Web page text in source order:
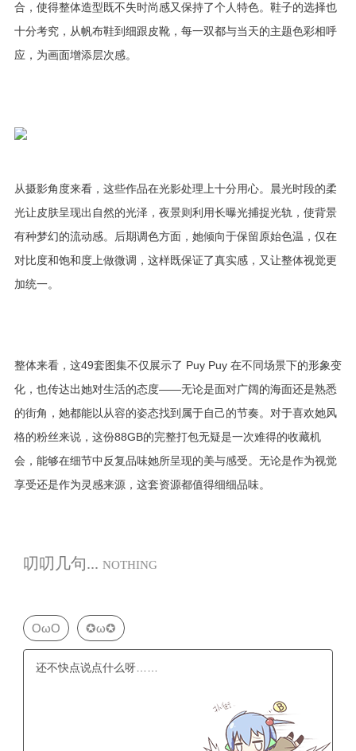
合，使得整体造型既不失时尚感又保持了个人特色。鞋子的选择也
十分考究，从帆布鞋到细跟皮靴，每一双都与当天的主题色彩相呼
应，为画面增添层次感。
从摄影角度来看，这些作品在光影处理上十分用心。晨光时段的柔
光让皮肤呈现出自然的光泽，夜景则利用长曝光捕捉光轨，使背景
有种梦幻的流动感。后期调色方面，她倾向于保留原始色温，仅在
对比度和饱和度上做微调，这样既保证了真实感，又让整体视觉更
加统一。
整体来看，这49套图集不仅展示了 Puy Puy 在不同场景下的形象变
化，也传达出她对生活的态度——无论是面对广阔的海面还是熟悉
的街角，她都能以从容的姿态找到属于自己的节奏。对于喜欢她风
格的粉丝来说，这份88GB的完整打包无疑是一次难得的收藏机
会，能够在细节中反复品味她所呈现的美与感受。无论是作为视觉
享受还是作为灵感来源，这套资源都值得细细品味。
叨叨几句... NOTHING
OωO ✪ω✪